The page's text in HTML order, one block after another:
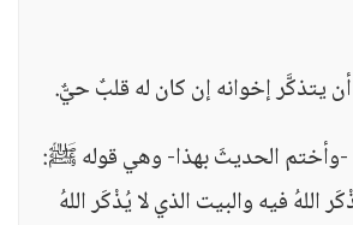
يتذكَّر إخوانه إن كان له قلبٌ حيٌّ.
-وأختم الحديثَ بهذا- وهي قوله ﷺ:
اللهُ فيه والبيت الذي لا يُذْكَر اللهُ